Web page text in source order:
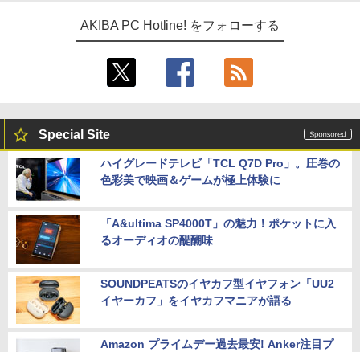
AKIBA PC Hotline! をフォローする
Special Site
ハイグレードテレビ「TCL Q7D Pro」。圧巻の
色彩美で映画＆ゲームが極上体験に
「A&ultima SP4000T」の魅力！ポケットに入
るオーディオの醍醐味
SOUNDPEATSのイヤカフ型イヤフォン「UU2
イヤーカフ」をイヤカフマニアが語る
Amazon プライムデー過去最安! Anker注目プ